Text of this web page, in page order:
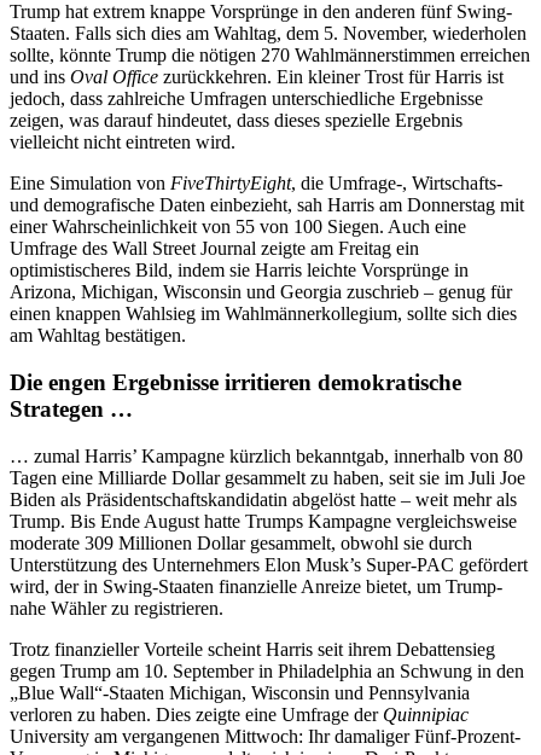
Trump hat extrem knappe Vorsprünge in den anderen fünf Swing-
Staaten. Falls sich dies am Wahltag, dem 5. November, wiederholen
sollte, könnte Trump die nötigen 270 Wahlmännerstimmen erreichen
und ins Oval Office zurückkehren. Ein kleiner Trost für Harris ist
jedoch, dass zahlreiche Umfragen unterschiedliche Ergebnisse
zeigen, was darauf hindeutet, dass dieses spezielle Ergebnis
vielleicht nicht eintreten wird.
Eine Simulation von FiveThirtyEight, die Umfrage-, Wirtschafts-
und demografische Daten einbezieht, sah Harris am Donnerstag mit
einer Wahrscheinlichkeit von 55 von 100 Siegen. Auch eine
Umfrage des Wall Street Journal zeigte am Freitag ein
optimistischeres Bild, indem sie Harris leichte Vorsprünge in
Arizona, Michigan, Wisconsin und Georgia zuschrieb – genug für
einen knappen Wahlsieg im Wahlmännerkollegium, sollte sich dies
am Wahltag bestätigen.
Die engen Ergebnisse irritieren demokratische
Strategen …
… zumal Harris’ Kampagne kürzlich bekanntgab, innerhalb von 80
Tagen eine Milliarde Dollar gesammelt zu haben, seit sie im Juli Joe
Biden als Präsidentschaftskandidatin abgelöst hatte – weit mehr als
Trump. Bis Ende August hatte Trumps Kampagne vergleichsweise
moderate 309 Millionen Dollar gesammelt, obwohl sie durch
Unterstützung des Unternehmers Elon Musk’s Super-PAC gefördert
wird, der in Swing-Staaten finanzielle Anreize bietet, um Trump-
nahe Wähler zu registrieren.
Trotz finanzieller Vorteile scheint Harris seit ihrem Debattensieg
gegen Trump am 10. September in Philadelphia an Schwung in den
„Blue Wall“-Staaten Michigan, Wisconsin und Pennsylvania
verloren zu haben. Dies zeigte eine Umfrage der Quinnipiac
University am vergangenen Mittwoch: Ihr damaliger Fünf-Prozent-